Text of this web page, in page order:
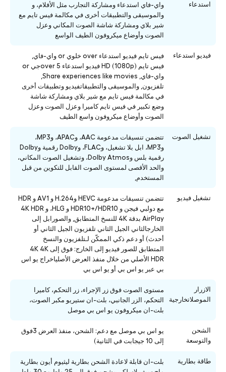
استدعاء
واي-فاي استدعاء ومشاركة التجارب مثل الأفلام، و
والموسيقى والتطبيقات أخرى في مكالمة فيس تايم مع
شير بلاي ومشاركة شاشة الصوت المكاني وعزل
الصوت وأوضاع ميكروفون الطيف الواسع
فيديو استدعاء
فيس تايم فيديو استدعاء over خلوي or واي-فاي,
فيس تايم HD (1080p) فيديو استدعاء over 5جي or
تلفزيون, والموسيقى والتطبيقاتفيديو وتطبيقات أخرى
في مكالمة فيس تايم مع شير بلاي ومشاركة شاشة
وضع تكبير في فيس تايم كاميرا وعزل الصوت وعزل
الصوت وأوضاع ميكروفون واسع الطيف
تشغيل الصوت
تتضمن تنسيقات مدعومة AAC، وAPAC، وMP3،
وMP3، ابل بلا تشغيل، وFLAC، وDolby رقمية وDolby
رقمية بلس وDolby Atmos، وتشغيل الصوت المكاني،
والحد الأقصى لمستوى الصوت القابل للتكوين من قبل
المستخدم,
تشغيل فيديو
تتضمن تنسيقات مدعومة HEVC وH.264 و AV1 و HDR
مع دولبي فيجن و HDR10+/HDR10 و HLG، و 4K HDR
AirPlay بدقة 4K للنسخ المتطابق, والصورابل إلى
الخارجالثاني الجيل الثاني تلفزيون الجيل الثاني أو
أحدث) أو دعم ذكي الممكّن لـتلفزيون والنسخ
المتطابق للصور فيديو إلى الخارج: فوق إلى 4K 4K
HDR الأصلي من خلال منفذ العرض الأصلياخراج يو اس
بي عبر يو اس بي أو يو اس بي
الازرار
الموصلاتخارجية
مستوى الصوت فوق زر الإجراء، زر التحكم، كاميرا
التحكم، الزر الجانبي، بلت-ان ستيريو مكبر الصوت،
بلت-ان ميكروفون يو اس بي موصل
الشحن
والتوسعة
يو اس بي موصل مع دعم: الشحن، منفذ العرض 3فوق
إلى 10 جيجابت في الثانية)
طاقة بطارية
بلت-ان قابلة لاعادة الشحن بطارية ليثيوم أيون بطارية